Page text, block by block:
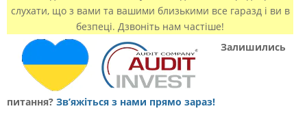
слухати, що з вами та вашими близькими все гаразд і ви в
безпеці. Дзвоніть нам частіше!
Залишились
питання? Зв’яжіться з нами прямо зараз!